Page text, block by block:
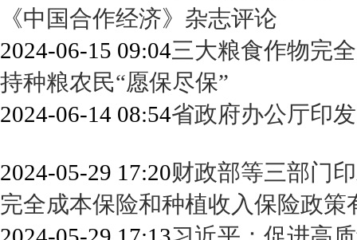
《中国合作经济》杂志评论
2024-06-15 09:04三大粮食作物完
持种粮农民“愿保尽保”
2024-06-14 08:54省政府办公厅印
2024-05-29 17:20财政部等三部门
完全成本保险和种植收入保险政策